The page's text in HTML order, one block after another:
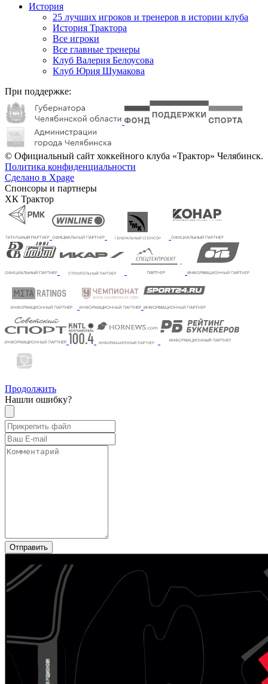
История
25 лучших игроков и тренеров в истории клуба
История Трактора
Все игроки
Все главные тренеры
Клуб Валерия Белоусова
Клуб Юрия Шумакова
При поддержке:
© Официальный сайт хоккейного клуба «Трактор» Челябинск.
Политика конфиденциальности
Сделано в Xpage
Спонсоры и партнеры
ХК Трактор
Продолжить
Нашли ошибку?